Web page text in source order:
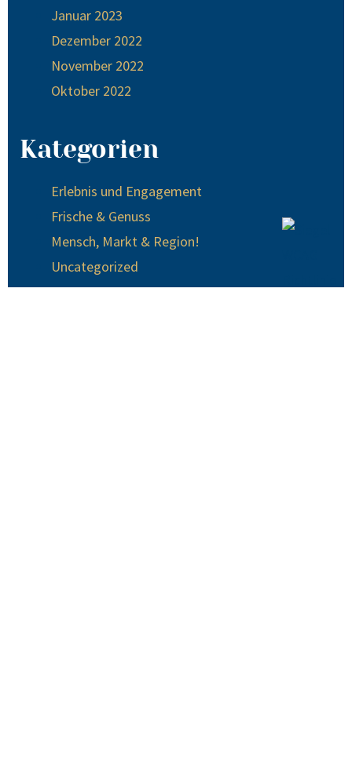
Januar 2023
Dezember 2022
November 2022
Oktober 2022
Kategorien
Erlebnis und Engagement
Frische & Genuss
Mensch, Markt & Region!
Uncategorized